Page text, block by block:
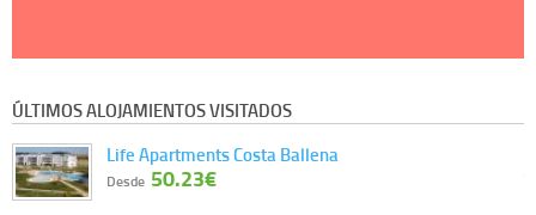
ÚLTIMOS ALOJAMIENTOS VISITADOS
Life Apartments Costa Ballena
Desde 50.23€